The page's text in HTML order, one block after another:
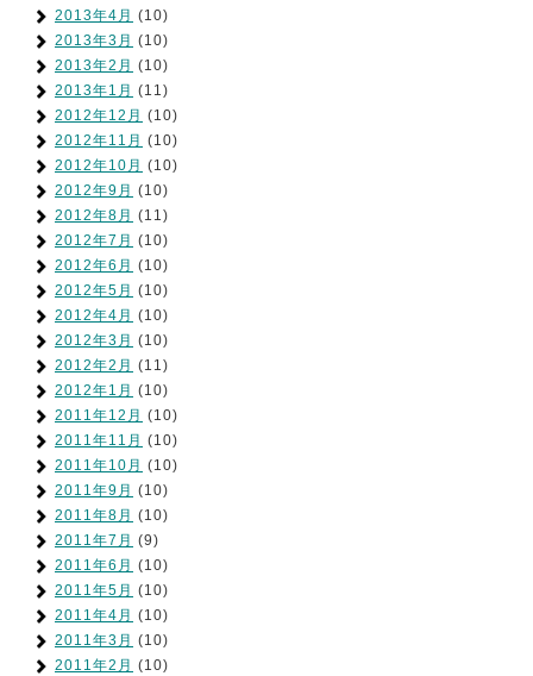
2013年4月 (10)
2013年3月 (10)
2013年2月 (10)
2013年1月 (11)
2012年12月 (10)
2012年11月 (10)
2012年10月 (10)
2012年9月 (10)
2012年8月 (11)
2012年7月 (10)
2012年6月 (10)
2012年5月 (10)
2012年4月 (10)
2012年3月 (10)
2012年2月 (11)
2012年1月 (10)
2011年12月 (10)
2011年11月 (10)
2011年10月 (10)
2011年9月 (10)
2011年8月 (10)
2011年7月 (9)
2011年6月 (10)
2011年5月 (10)
2011年4月 (10)
2011年3月 (10)
2011年2月 (10)